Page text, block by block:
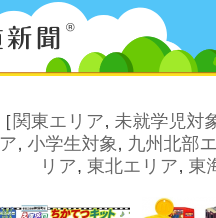
［関東エリア, 未就学児対
ア, 小学生対象, 九州北部
リア, 東北エリア, 東